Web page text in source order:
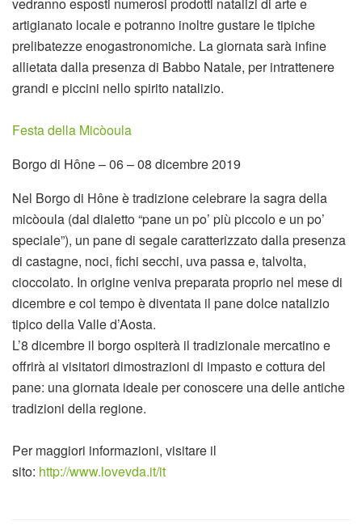
artigianato locale e potranno inoltre gustare le tipiche
prelibatezze enogastronomiche. La giornata sarà infine
allietata dalla presenza di Babbo Natale, per intrattenere
grandi e piccini nello spirito natalizio.
Festa della Micòoula
Borgo di Hône – 06 – 08 dicembre 2019
Nel Borgo di Hône è tradizione celebrare la sagra della
micòoula (dal dialetto “pane un po’ più piccolo e un po’
speciale”), un pane di segale caratterizzato dalla presenza
di castagne, noci, fichi secchi, uva passa e, talvolta,
cioccolato. In origine veniva preparata proprio nel mese di
dicembre e col tempo è diventata il pane dolce natalizio
tipico della Valle d’Aosta.
L’8 dicembre il borgo ospiterà il tradizionale mercatino e
offrirà ai visitatori dimostrazioni di impasto e cottura del
pane: una giornata ideale per conoscere una delle antiche
tradizioni della regione.
Per maggiori informazioni, visitare il
sito: http://www.lovevda.it/it